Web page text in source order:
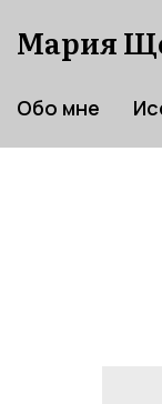
Мария
Обо мне